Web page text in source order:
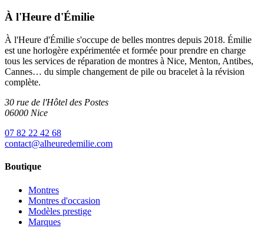
À l'Heure d'Émilie
À l'Heure d'Émilie s'occupe de belles montres depuis 2018. Émilie
est une horlogère expérimentée et formée pour prendre en charge
tous les services de réparation de montres à Nice, Menton, Antibes,
Cannes… du simple changement de pile ou bracelet à la révision
complète.
30 rue de l'Hôtel des Postes
06000 Nice
07 82 22 42 68
contact@alheuredemilie.com
Boutique
Montres
Montres d'occasion
Modèles prestige
Marques